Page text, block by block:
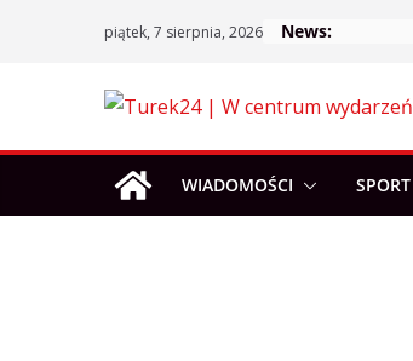
piątek, 7 sierpnia, 2026 News:
WIADOMOŚCI SPORT